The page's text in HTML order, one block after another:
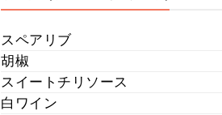
スペアリブ
胡椒
スイートチリソース
白ワイン